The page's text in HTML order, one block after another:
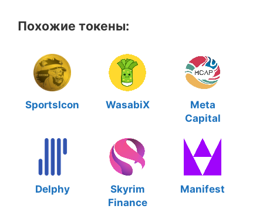
Похожие токены:
SportsIcon WasabiX
Meta
Capital
Delphy
Skyrim
Finance
Manifest